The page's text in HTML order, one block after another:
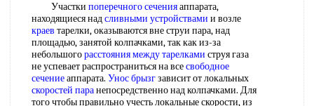
Участки поперечного сеченияаппарата,
находящиеся надсливными устройствами и возле
краев тарелки, оказываются вне струи пара, над
площадью, занятой колпачками, так как из-за
небольшогорасстояния между тарелками струя газа
не успевает распространиться на всесвободное
сечениеаппарата. Унос брызгзависит от локальных
скоростей паранепосредственно над колпачками. Для
того чтобы правильно учесть локальные скорости, из